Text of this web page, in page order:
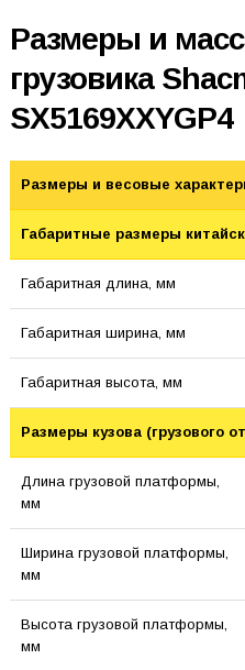
Размеры и
грузовика
SX5169XXYGP4
Размеры и весовые
Габаритные размеры
Габаритная длина, мм
Габаритная ширина, мм
Габаритная высота, мм
Размеры кузова (грузового
Длина грузовой платформы,
мм
Ширина грузовой платформы,
мм
Высота грузовой платформы,
мм